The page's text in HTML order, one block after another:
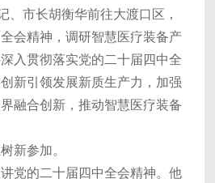
、市长胡衡华前往大渡口区，
会精神，调研智慧医疗装备产
入贯彻落实党的二十届四中全
新引领发展新质生产力，加强
融合创新，推动智慧医疗装备
新参加。
党的二十届四中全会精神。他